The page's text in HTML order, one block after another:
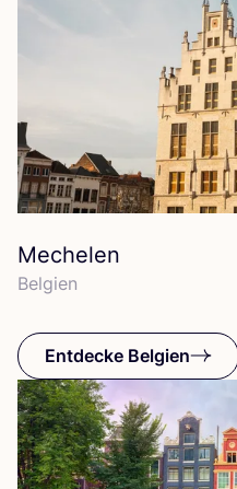
Mechelen
Bel­gi­en
Entdecke Belgien